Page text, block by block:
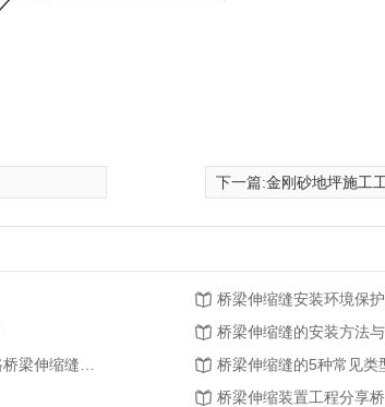
下一篇:金刚砂地坪施工
桥梁伸缩缝安装环境保
桥梁伸缩缝的安装方法
桥梁伸缩装置工程施工单位分享公路桥梁伸缩缝的分类及商品性能
桥梁伸缩缝的5种常见类
桥梁伸缩装置工程分享